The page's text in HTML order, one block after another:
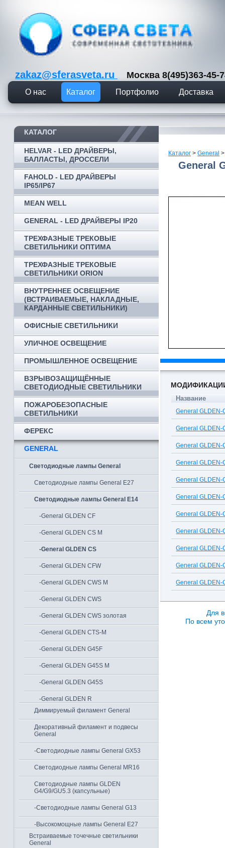
zakaz@sferasveta.ru Москва 8(495)363-
О нас Каталог Портфолио Доставка
КАТАЛОГ
HELVAR - LED ДРАЙВЕРЫ,
БАЛЛАСТЫ, ДРОССЕЛИ
FAHOLD - LED ДРАЙВЕРЫ
IP65/IP67
MEAN WELL
GENERAL - LED ДРАЙВЕРЫ IP20
ТРЕХФАЗНЫЕ ТРЕКОВЫЕ
СВЕТИЛЬНИКИ ОПТИМА
ТРЕХФАЗНЫЕ ТРЕКОВЫЕ
СВЕТИЛЬНИКИ ORION
ВНУТРЕННЕЕ ОСВЕЩЕНИЕ
(ВСТРАИВАЕМЫЕ, НАКЛАДНЫЕ,
КАРДАННЫЕ СВЕТИЛЬНИКИ)
ОФИСНЫЕ СВЕТИЛЬНИКИ
УЛИЧНОЕ ОСВЕЩЕНИЕ
ПРОМЫШЛЕННОЕ ОСВЕЩЕНИЕ
ВЗРЫВОЗАЩИЩЁННЫЕ
СВЕТОДИОДНЫЕ СВЕТИЛЬНИКИ
ПОЖАРОБЕЗОПАСНЫЕ
СВЕТИЛЬНИКИ
ФЕРЕКС
GENERAL
Светодиодные лампы General
Светодиодные лампы General E27
Светодиодные лампы General E14
-General GLDEN CF
-General GLDEN CS M
-General GLDEN CS
-General GLDEN CFW
-General GLDEN CWS M
-General GLDEN CWS
-General GLDEN CWS золотая
-General GLDEN CTS-М
-General GLDEN G45F
-General GLDEN G45S M
-General GLDEN G45S
-General GLDEN R
Диммируемый филамент General
Декоративный филамент и подвесы
General
-Светодиодные лампы General GX53
Светодиодные лампы General MR16
Светодиодные лампы GLDEN
G4/G9/GU5.3 (капсульные)
-Светодиодные лампы General G13
-Высокомощные лампы General Е27
Встраиваемые точечные светильники
General
Каталог > General
General
Название
General
General
General
General
General
General
General
General
General
General
General
Для
По всем